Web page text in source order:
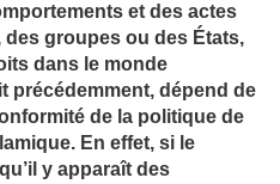
et des actes
groupes ou des États,
dans le monde
précédemment, dépend de
de la politique de
En effet, si le
y apparaît des